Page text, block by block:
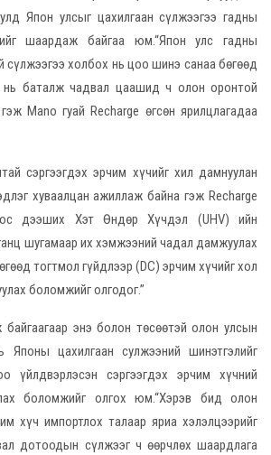
Япон улсыг цахилгаан сүлжээгээ гадны
шаардаж байгаа юм.“Япон улс гадны
сүлжээгээ холбох нь цоо шинэ санаа бөгөөд
нь баталж чадвал цаашид ч олон оронтой
Mano гуай Recharge өгсөн ярилцлагадаа
сэргээгдэх эрчим хүчийг хил дамнуулан
хуваалцан ажиллаж байна гэж Recharge
дээших Хэт Өндөр Хүчдэл (UHV) ийн
шугамаар их хэмжээний чадал дамжуулах
тогтмол гүйдлээр (DC) эрчим хүчийг хол
боломжийг олгодог.”
энэ болон төсөөтэй олон улсын
Японы цахилгаан сулжээний шинэтгэлийг
үйлдвэрлэсэн сэргээгдэх эрчим хүчний
боломжийг олгох юм.“Хэрэв бид олон
хүч импортлох талаар яриа хэлэлцээрийг
дотоодын сүлжээг ч өөрчлөх шаардлага